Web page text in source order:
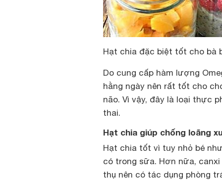
Hạt chia đặc biệt tốt cho bà
Do cung cấp hàm lượng
hằng ngày nên rất tốt cho
não. Vì vậy, đây là loại thực
thai.
Hạt chia giúp chống loãng
Hạt chia tốt vì tuy nhỏ bé
có trong sữa. Hơn nữa,
thụ nên có tác dụng phòng